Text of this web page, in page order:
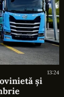
13:24
și